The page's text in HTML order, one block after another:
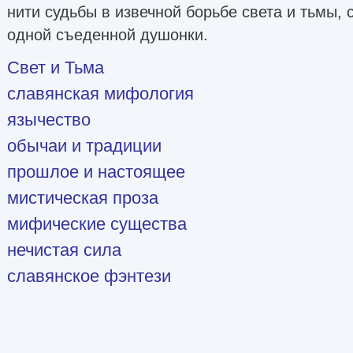
нити судьбы в извечной борьбе света и тьмы,
одной съеденной душонки.
Свет и Тьма
славянская мифология
язычество
обычаи и традиции
прошлое и настоящее
мистическая проза
мифические существа
нечистая сила
славянское фэнтези